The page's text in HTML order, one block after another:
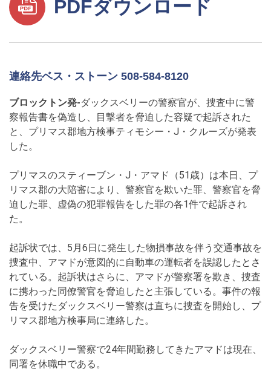
PDFダウンロード
連絡先ベス・ストーン 508-584-8120
ブロックトン発-ダックスベリーの警察官が、捜査中に警
察報告書を偽造し、目撃者を脅迫した容疑で起訴された
と、プリマス郡地方検事ティモシー・J・クルーズが発表
した。
プリマスのスティーブン・J・アマド（51歳）は本日、プ
リマス郡の大陪審により、警察官を欺いた罪、警察官を脅
迫した罪、虚偽の犯罪報告をした罪の各1件で起訴され
た。
起訴状では、5月6日に発生した物損事故を伴う交通事故を
捜査中、アマドが意図的に自動車の運転者を誤認したとさ
れている。起訴状はさらに、アマドが警察署を欺き、捜査
に携わった同僚警官を脅迫したと主張している。事件の報
告を受けたダックスベリー警察は直ちに捜査を開始し、プ
リマス郡地方検事局に連絡した。
ダックスベリー警察で24年間勤務してきたアマドは現在、
同署を休職中である。